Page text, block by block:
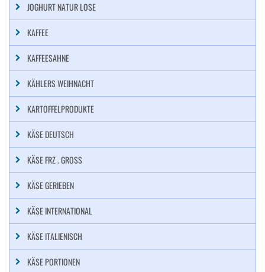
JOGHURT NATUR LOSE
KAFFEE
KAFFEESAHNE
KÄHLERS WEIHNACHT
KARTOFFELPRODUKTE
KÄSE DEUTSCH
KÄSE FRZ . GROSS
KÄSE GERIEBEN
KÄSE INTERNATIONAL
KÄSE ITALIENISCH
KÄSE PORTIONEN